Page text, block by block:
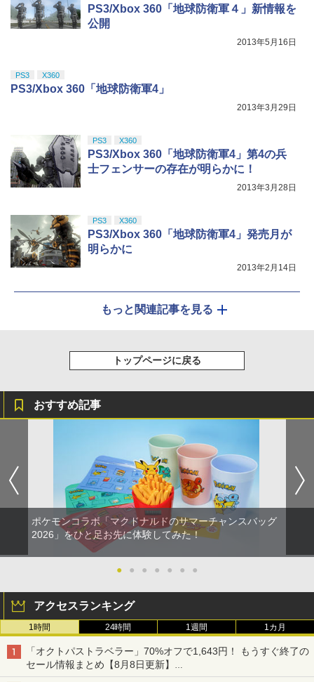
PS3/Xbox 360「地球防衛軍４」新情報を
公開
2013年5月16日
PS3 X360
PS3/Xbox 360「地球防衛軍4」
2013年3月29日
PS3 X360
PS3/Xbox 360「地球防衛軍4」第4の兵
士フェンサーの存在が明らかに！
2013年3月28日
PS3 X360
PS3/Xbox 360「地球防衛軍4」発売月が
明らかに
2013年2月14日
もっと関連記事を見る
トップページに戻る
おすすめ記事
ポケモンコラボ「マクドナルドのサマーチャンスバッグ
2026」をひと足お先に体験してみた！
● ● ● ● ● ● ●
アクセスランキング
1時間 24時間 1週間 1カ月
「オクトパストラベラー」70%オフで1,643円！ もうすぐ終了の
セール情報まとめ【8月8日更新】
ニンテンドーeショップでは「大神 絶景版」が67%オフで990円